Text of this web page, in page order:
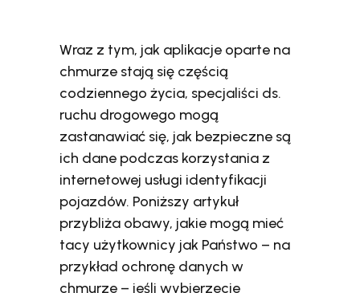
Wraz z tym, jak aplikacje oparte na
chmurze stają się częścią
codziennego życia, specjaliści ds.
ruchu drogowego mogą
zastanawiać się, jak bezpieczne są
ich dane podczas korzystania z
internetowej usługi identyfikacji
pojazdów. Poniższy artykuł
przybliża obawy, jakie mogą mieć
tacy użytkownicy jak Państwo – na
przykład ochronę danych w
chmurze – jeśli wybierzecie